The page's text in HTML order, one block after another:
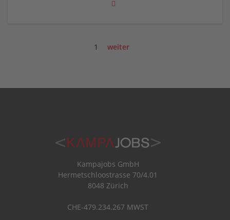
1 weiter
Kampajobs GmbH
Hermetschloostrasse 70/4.01
8048 Zürich
CHE-479.234.267 MWST